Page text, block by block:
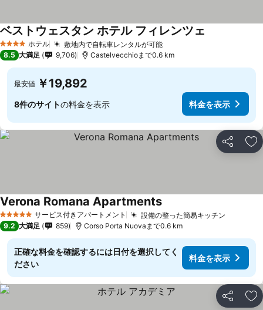
4 ホテルのランク
ホテル 敷地内で自転車レンタルが可能
ベストウェスタン ホテル フィレンツェ
8.5 大満足 9,706 Castelvecchioまで0.6 km
最安値 ￥19,892
8件のサイトの料金を表示 料金を表示
シェア お
5 ホテルのランクサービス付きアパートメント 設備の整った簡易キッチン
Verona Romana Apartments
9.2 大満足 859 Corso Porta Nuovaまで0.6 km
正確な料金を確認するには日付を選択してく
ださい
料金を表示
シェア お